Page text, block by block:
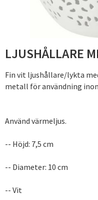
LJUSHÅLLARE
Fin vit ljushållare/lykta
metall för användning
Använd värmeljus.
-- Höjd: 7,5 cm
-- Diameter: 10 cm
-- Vit